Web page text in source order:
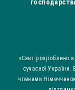
«Сайт розроблено
сучасної
членами